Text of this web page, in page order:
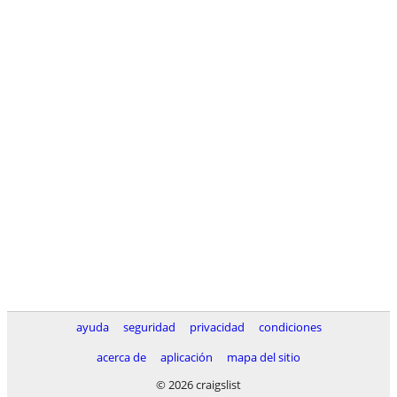
ayuda seguridad privacidad
condiciones
acerca de
aplicación
mapa del sitio
© 2026 craigslist